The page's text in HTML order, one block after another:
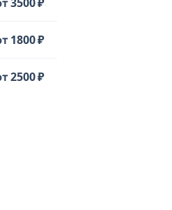
1800 ₽
2500 ₽